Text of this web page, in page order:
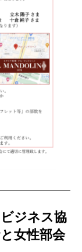
ジネス協
女性部会